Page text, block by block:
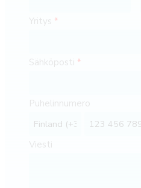
Yritys
Sähköposti
Puhelinnumero
Viesti